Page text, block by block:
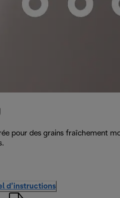
pour des grains fraîchement
d’instructions